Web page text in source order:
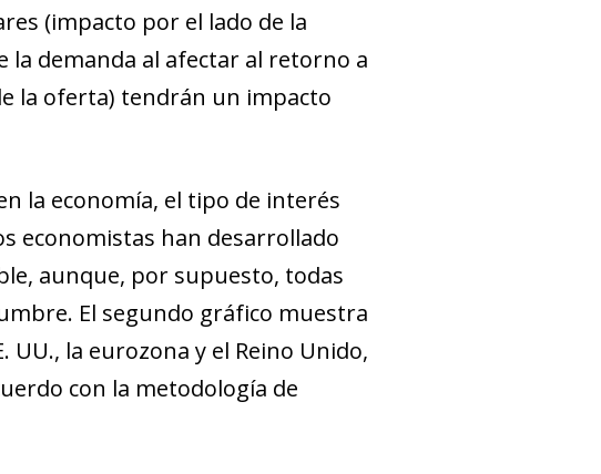
(impacto por el lado de la
la demanda al afectar al retorno a
la oferta) tendrán un impacto
la economía, el tipo de interés
economistas han desarrollado
aunque, por supuesto, todas
El segundo gráfico muestra
UU., la eurozona y el Reino Unido,
con la metodología de